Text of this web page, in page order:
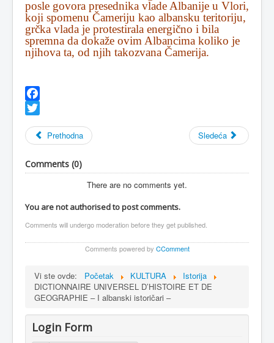
posle govora presednika vlade Albanije u Vlori,
koji spomenu Čameriju kao albansku teritoriju,
grčka vlada je protestirala energično i bila
spremna da dokaže ovim Albancima koliko je
njihova ta, od njih takozvana Čamerija.
Facebook
Prethodna
Sledeća
Comments (0)
There are no comments yet.
You are not authorised to post comments.
Comments will undergo moderation before they get published.
Comments powered by CComment
Vi ste ovde: Početak KULTURA
Istorija
DICTIONNAIRE UNIVERSEL D’HISTOIRE ET DE
GEOGRAPHIE – I albanski istoričari –
Login Form